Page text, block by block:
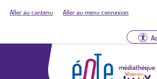
Aller au contenu Aller au menu connexion